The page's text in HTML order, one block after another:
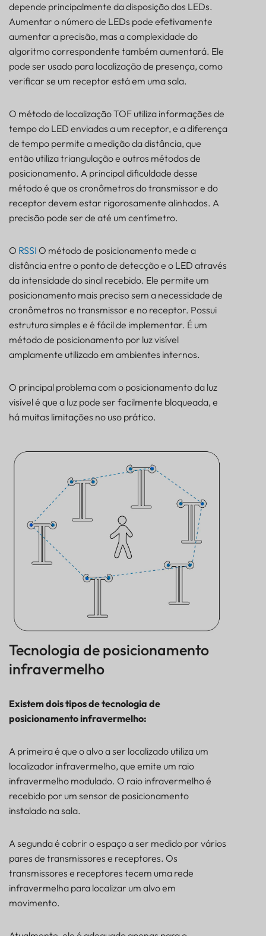
depende principalmente da disposição dos LEDs.
Aumentar o número de LEDs pode efetivamente
aumentar a precisão, mas a complexidade do
algoritmo correspondente também aumentará. Ele
pode ser usado para localização de presença, como
verificar se um receptor está em uma sala.
O método de localização TOF utiliza informações de
tempo do LED enviadas a um receptor, e a diferença
de tempo permite a medição da distância, que
então utiliza triangulação e outros métodos de
posicionamento. A principal dificuldade desse
método é que os cronômetros do transmissor e do
receptor devem estar rigorosamente alinhados. A
precisão pode ser de até um centímetro.
O RSSI O método de posicionamento mede a
distância entre o ponto de detecção e o LED através
da intensidade do sinal recebido. Ele permite um
posicionamento mais preciso sem a necessidade de
cronômetros no transmissor e no receptor. Possui
estrutura simples e é fácil de implementar. É um
método de posicionamento por luz visível
amplamente utilizado em ambientes internos.
O principal problema com o posicionamento da luz
visível é que a luz pode ser facilmente bloqueada, e
há muitas limitações no uso prático.
Tecnologia de posicionamento
infravermelho
Existem dois tipos de tecnologia de
posicionamento infravermelho:
A primeira é que o alvo a ser localizado utiliza um
localizador infravermelho, que emite um raio
infravermelho modulado. O raio infravermelho é
recebido por um sensor de posicionamento
instalado na sala.
A segunda é cobrir o espaço a ser medido por vários
pares de transmissores e receptores. Os
transmissores e receptores tecem uma rede
infravermelha para localizar um alvo em
movimento.